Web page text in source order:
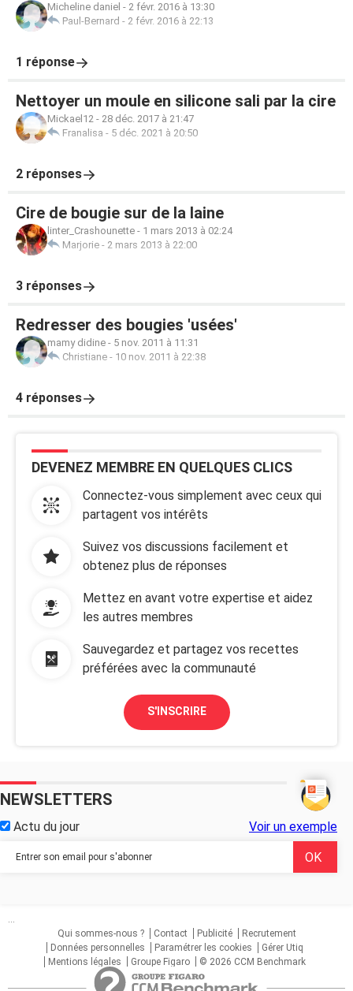
Micheline daniel - 2 févr. 2016 à 13:30
Paul-Bernard - 2 févr. 2016 à 22:13
1 réponse
Nettoyer un moule en silicone sali par la cire
Mickael12 - 28 déc. 2017 à 21:47
Franalisa - 5 déc. 2021 à 20:50
2 réponses
Cire de bougie sur de la laine
linter_Crashounette - 1 mars 2013 à 02:24
Marjorie - 2 mars 2013 à 22:00
3 réponses
Redresser des bougies 'usées'
mamy didine - 5 nov. 2011 à 11:31
Christiane - 10 nov. 2011 à 22:38
4 réponses
DEVENEZ MEMBRE EN QUELQUES CLICS
Connectez-vous simplement avec ceux qui
partagent vos intérêts
Suivez vos discussions facilement et
obtenez plus de réponses
Mettez en avant votre expertise et aidez
les autres membres
Sauvegardez et partagez vos recettes
préférées avec la communauté
S'INSCRIRE
NEWSLETTERS
Actu du jour Voir un exemple
...
Qui sommes-nous ?
Contact Publicité
Recrutement
Données personnelles
Paramétrer les cookies
Gérer Utiq
Mentions légales
Groupe Figaro © 2026 CCM Benchmark